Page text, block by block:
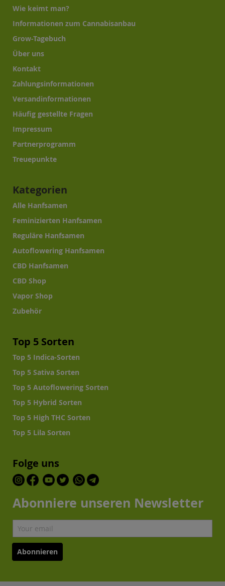
Wie keimt man?
Informationen zum Cannabisanbau
Grow-Tagebuch
Über uns
Kontakt
Zahlungsinformationen
Versandinformationen
Häufig gestellte Fragen
Impressum
Partnerprogramm
Treuepunkte
Kategorien
Alle Hanfsamen
Feminizierten Hanfsamen
Reguläre Hanfsamen
Autoflowering Hanfsamen
CBD Hanfsamen
CBD Shop
Vapor Shop
Zubehör
Top 5 Sorten
Top 5 Indica-Sorten
Top 5 Sativa Sorten
Top 5 Autoflowering Sorten
Top 5 Hybrid Sorten
Top 5 High THC Sorten
Top 5 Lila Sorten
Folge uns
Abonniere unseren Newsletter
Abonnieren